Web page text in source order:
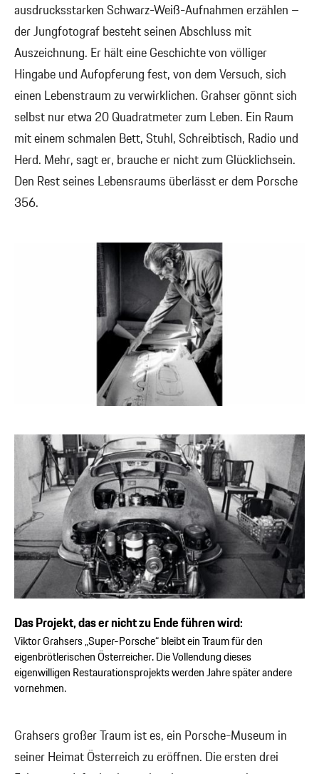
ausdrucksstarken Schwarz-Weiß-Aufnahmen erzählen –
der Jungfotograf besteht seinen Abschluss mit
Auszeichnung. Er hält eine Geschichte von völliger
Hingabe und Aufopferung fest, von dem Versuch, sich
einen Lebenstraum zu verwirklichen. Grahser gönnt sich
selbst nur etwa 20 Quadratmeter zum Leben. Ein Raum
mit einem schmalen Bett, Stuhl, Schreibtisch, Radio und
Herd. Mehr, sagt er, brauche er nicht zum Glücklichsein.
Den Rest seines Lebensraums überlässt er dem Porsche
356.
Das Projekt, das er nicht zu Ende führen wird:
Viktor Grahsers „Super-Porsche“ bleibt ein Traum für den
eigenbrötlerischen Österreicher. Die Vollendung dieses
eigenwilligen Restaurationsprojekts werden Jahre später andere
vornehmen.
Grahsers großer Traum ist es, ein Porsche-Museum in
seiner Heimat Österreich zu eröffnen. Die ersten drei